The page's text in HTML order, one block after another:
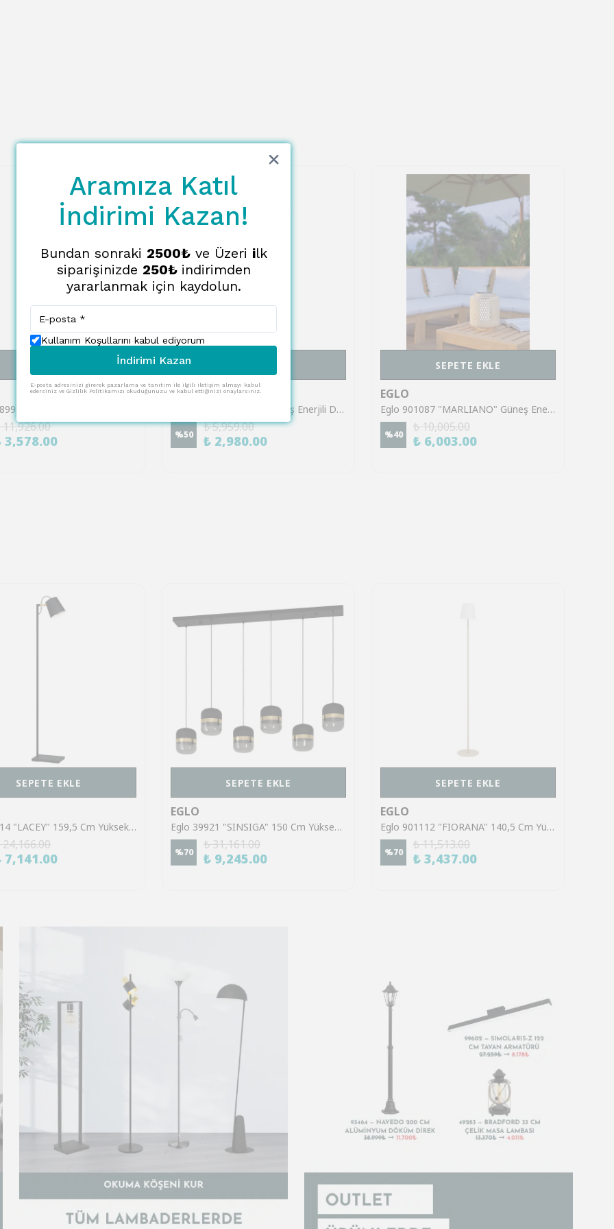
11,926.00
3,578.00
EGLO
Eglo 75878 "SIMERI" Güneş Enerjili Dokunmatik Masa Lambası Bahçe Aydınlatması Solar Aydınlatma Ip44
%50
₺ 5,959.00
₺ 2,980.00
SEPETE EKLE
EGLO
Eglo 901087 "MARLIANO" Güneş Enerjili Masa Lambası Bahçe Aydınlatması Solar Aydınlatma Ip44
%40
₺ 10,005.00
₺ 6,003.00
SEPETE EKLE
Eglo 43614 "LACEY" 159,5 Cm Yüksekliğinde Çelik, Ahşap Köşe Lambası Lambader
24,166.00
7,141.00
SEPETE EKLE
EGLO
Eglo 39921 "SINSIGA" 150 Cm Yüksekliğinde Çelik Siyah Sarkıt Avize
%70
₺ 31,161.00
₺ 9,245.00
SEPETE EKLE
EGLO
Eglo 901112 "FIORANA" 140,5 Cm Yüksekliğinde Çelik Köşe Lambası Lambader
%70
₺ 11,513.00
₺ 3,437.00
Aramıza Katıl
İndirimi Kazan!
Bundan sonraki 2500₺ve Üzeri ilk
siparişinizde 250₺ indirimden
yararlanmak için kaydolun.
Kullanım Koşullarını kabul ediyorum
İndirimi Kazan
E-posta adresinizi girerek pazarlama ve tanıtım ile ilgili iletişim almayı kabul
edersiniz ve Gizlilik Politikamızı okuduğunuzu ve kabul ettiğinizi onaylarsınız.